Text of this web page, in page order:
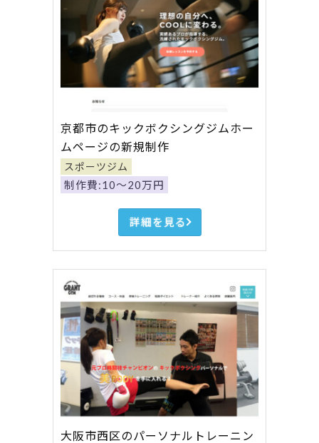
京都市のキックボクシングジムホー
ムページの新規制作
スポーツジム
制作費:10～20万円
詳細を見る
大阪市西区のパーソナルトレーニン